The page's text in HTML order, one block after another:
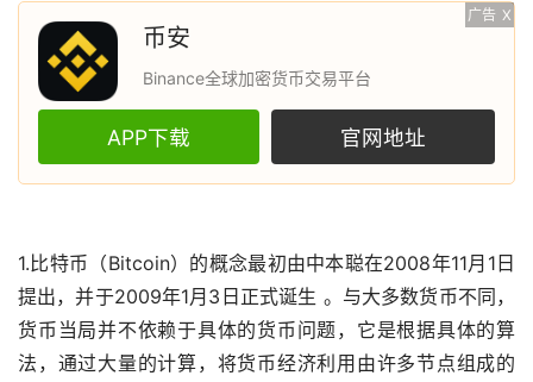
广告 X
币安
Binance全球加密货币交易平台
APP下载 官网地址
1.比特币 （Bitcoin）的概念最初由中本聪在2008年11月1日
提出，并于2009年1月3日正式诞生 。与大多数货币不同，
货币当局并不依赖于具体的货币问题，它是根据具体的算
法，通过大量的计算，将货币经济利用由许多节点组成的